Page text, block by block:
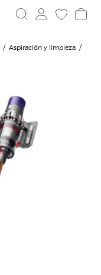
Aspiración y limpieza